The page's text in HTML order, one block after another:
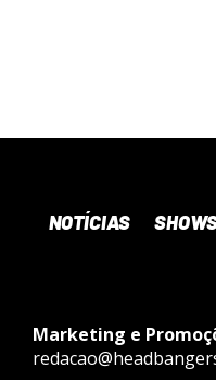
NOTÍCIAS
Marketing e